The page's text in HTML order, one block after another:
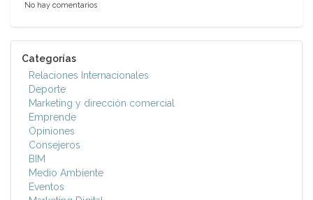
No hay comentarios
Categorías
Relaciones Internacionales
Deporte
Marketing y dirección comercial
Emprende
Opiniones
Consejeros
BIM
Medio Ambiente
Eventos